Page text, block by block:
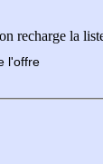
recharge la
l'offre